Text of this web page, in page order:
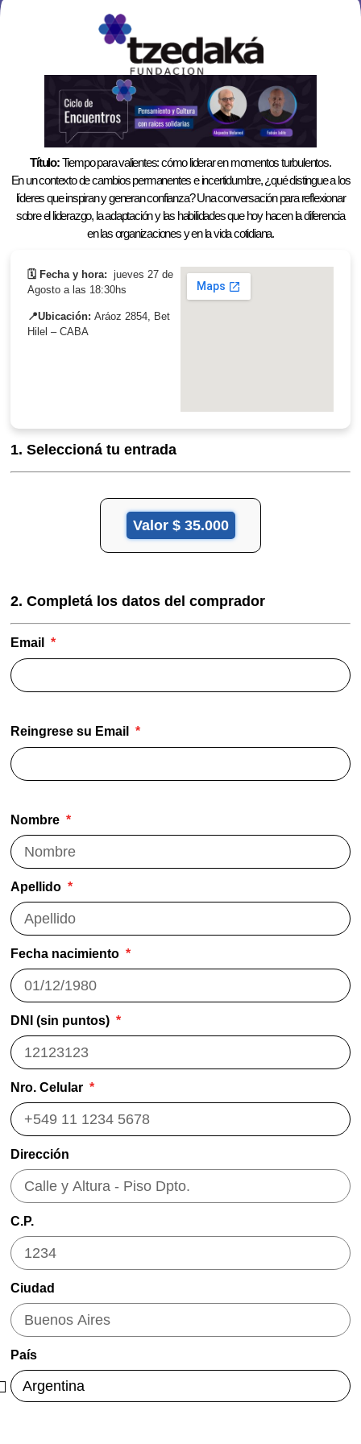
Título:Tiempo para valientes: cómo liderar en momentos turbulentos.
En un contexto de cambios permanentes e incertidumbre, ¿qué distingue a los
líderes que inspiran y generan confianza? Una conversación para reflexionar
sobre el liderazgo, la adaptación y las habilidades que hoy hacen la diferencia
en las organizaciones y en la vida cotidiana.
🗓️ Fecha y hora: jueves 27 de
Agosto a las 18:30hs
📍Ubicación:Aráoz 2854, Bet
Hilel – CABA
1. Seleccioná tu entrada
Valor $ 35.000
2. Completá los datos del comprador
Email
Reingrese su Email
Nombre
Apellido
Fecha nacimiento
DNI (sin puntos)
Nro. Celular
Dirección
C.P.
Ciudad
País